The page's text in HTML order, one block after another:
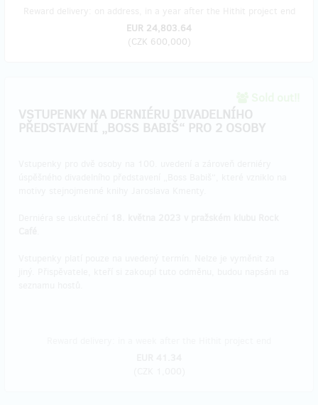
EUR 24,803.64
(CZK 600,000)
VSTUPENKY NA DERNIÉRU DIVADELNÍHO
PŘEDSTAVENÍ „BOSS BABIŠ“ PRO 2 OSOBY